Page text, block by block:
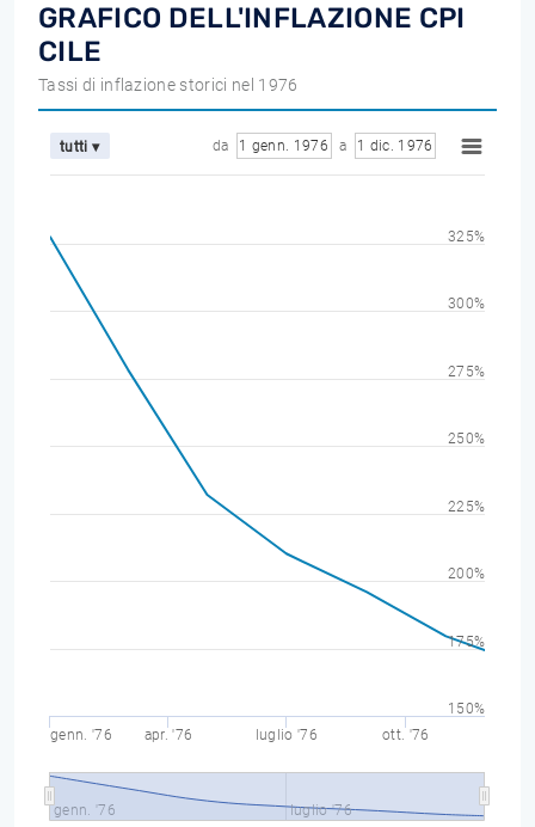
GRAFICO DELL'INFLAZIONE CPI
CILE
Tassi di inflazione storici nel 1976
tutti ▾ da 1 genn. 1976 a 1 dic. 1976
genn. '76 apr. '76 luglio '76 ott. '76
genn. '76 luglio '76
150%
175%
200%
225%
250%
275%
300%
325%